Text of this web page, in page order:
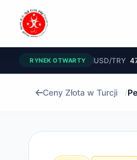
RYNEK OTWARTY USD/TRY
Ceny Złota w Turcji /